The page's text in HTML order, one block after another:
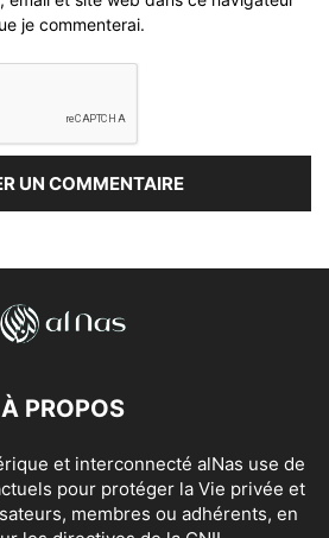
je commenterai.
À PROPOS
et interconnecté alNas use de
pour protéger la Vie privée et
membres ou adhérents, en